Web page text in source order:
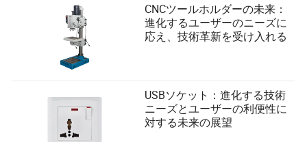
CNCツールホルダーの未来：
進化するユーザーのニーズに
応え、技術革新を受け入れる
USBソケット：進化する技術
ニーズとユーザーの利便性に
対する未来の展望